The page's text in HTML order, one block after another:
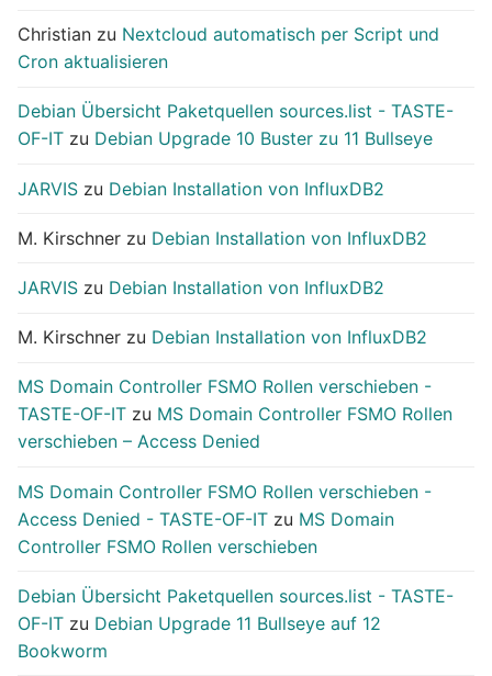
Christian zu Nextcloud automatisch per Script und
Cron aktualisieren
Debian Übersicht Paketquellen sources.list - TASTE-
OF-IT zu Debian Upgrade 10 Buster zu 11 Bullseye
JARVIS zu Debian Installation von InfluxDB2
M. Kirschner zu Debian Installation von InfluxDB2
JARVIS zu Debian Installation von InfluxDB2
M. Kirschner zu Debian Installation von InfluxDB2
MS Domain Controller FSMO Rollen verschieben -
TASTE-OF-IT zu MS Domain Controller FSMO Rollen
verschieben – Access Denied
MS Domain Controller FSMO Rollen verschieben -
Access Denied - TASTE-OF-IT zu MS Domain
Controller FSMO Rollen verschieben
Debian Übersicht Paketquellen sources.list - TASTE-
OF-IT zu Debian Upgrade 11 Bullseye auf 12
Bookworm